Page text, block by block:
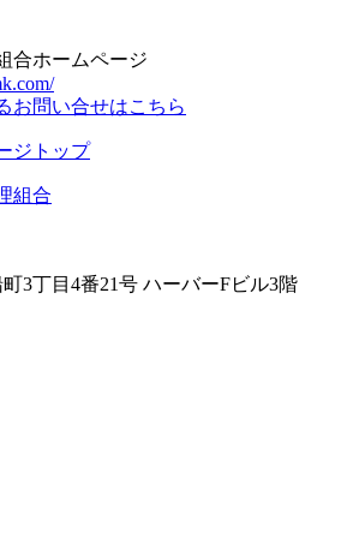
合ホームページ
お問い合せはこちら
3丁目4番21号 ハーバーFビル3階